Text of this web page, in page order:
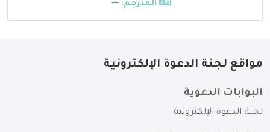
المترجم: ---
مواقع لجنة الدعوة الإلكترونية
البوابات الدعوية
لجنة الدعوة الإلكترونية